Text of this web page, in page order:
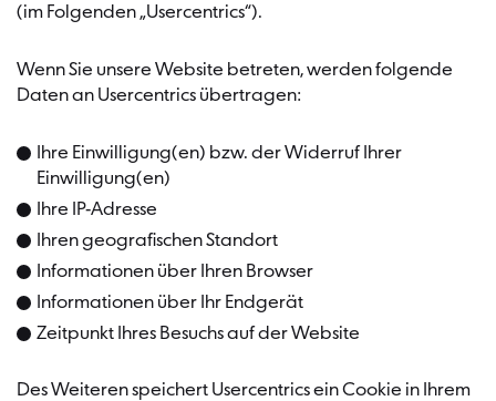
(im Folgenden „Usercentrics“).
Wenn Sie unsere Website betreten, werden folgende
Daten an Usercentrics übertragen:
Ihre Einwilligung(en) bzw. der Widerruf Ihrer
Einwilligung(en)
Ihre IP-Adresse
Ihren geografischen Standort
Informationen über Ihren Browser
Informationen über Ihr Endgerät
Zeitpunkt Ihres Besuchs auf der Website
Des Weiteren speichert Usercentrics ein Cookie in Ihrem